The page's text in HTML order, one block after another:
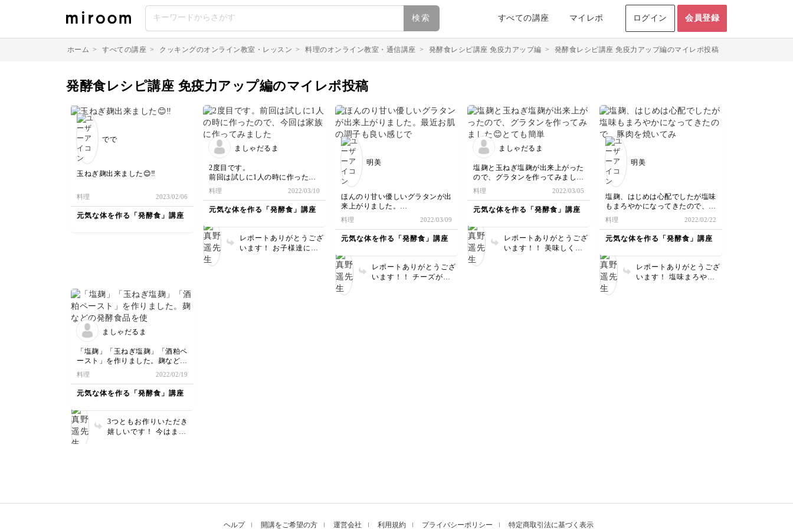
検索 すべての講座 マイレポ ログイン 会員登録
ホーム > すべての講座 > クッキングのオンライン教室・レッスン > 料理のオンライン教室・通信講座 > 発酵食レシピ講座 免疫力アップ編 > 発酵食レシピ講座 免疫力アップ編のマイレポ投稿
発酵食レシピ講座 免疫力アップ編のマイレポ投稿
でで
玉ねぎ麹出来ました😊‼️
料理 2023/02/06
元気な体を作る「発酵食」講座
ましゃだるま
2度目です。
前回は試しに1人の時に作ったの
で、今回は家族に作ってみました
😊子供達も「おいしい」とあっ
という間に食べてしまいました
😅家族分作ったら酒粕ペースト
トーストに乗せて食べても🙆‍♀️で
した😊
料理 2022/03/10
元気な体を作る「発酵食」講座
レポートありがとうござ
います！ お子様達にも
明美
ほんのり甘い優しいグラタンが出
来上がりました。
最近お肌の調子も良い感じでー
す！^_^
料理 2022/03/09
元気な体を作る「発酵食」講座
レポートありがとうござ
います！！ チーズがこ
ましゃだるま
塩麹と玉ねぎ塩麹が出来上がった
ので、グラタンを作ってみました
😊とても簡単にできてびっくり
😳です。これなら何回でも作れ
そうです✌️具材もたっぷり入って
いるので食べ応えのある1品でし
ラタンに仕上がりました✌️美味し
かったです💕
今日はフランスパンを添えて、お
洒落な夕食にしてみました😝
料理 2022/03/05
元気な体を作る「発酵食」講座
レポートありがとうござ
います！！ 美味しく作
明美
塩麹、はじめは心配でしたが塩味
もまろやかになってきたので、豚
肉を焼いてみました。
こんなに簡単に出来て凄く利用出
来てうれしいです！
料理 2022/02/22
元気な体を作る「発酵食」講座
レポートありがとうござ
います！ 塩味まろやか
ましゃだるま
「塩麹」「玉ねぎ塩麹」「酒粕ペ
ースト」を作りました。麹などの
発酵食品を使うのも、作るのも初
めてです。塩麹達が発酵したら
「グラタン」を作りたいと思いま
す。
る日を待ちます。
楽しみです。
料理 2022/02/19
元気な体を作る「発酵食」講座
3つともお作りいただき
嬉しいです！ 今はまだ
てください。（「美味し
ヘルプ 開講をご希望の方 運営会社 利用規約 プライバシーポリシー 特定商取引法に基づく表示